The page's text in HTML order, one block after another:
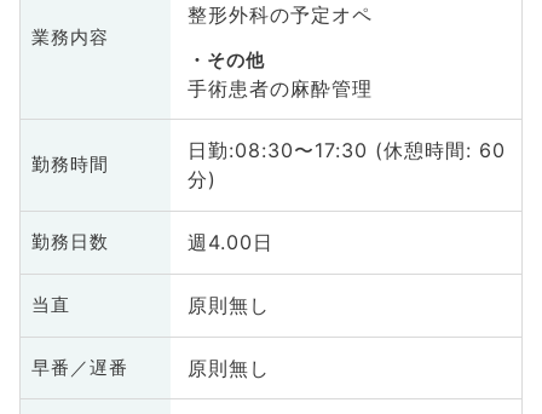
業務内容
整形外科の予定オペ
その他
手術患者の麻酔管理
勤務時間
日勤:08:30〜17:30 (休憩時間: 60
分)
勤務日数 週4.00日
当直 原則無し
早番／遅番 原則無し